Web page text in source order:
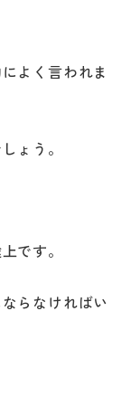
よく言われま
ょう。
です。
らなければい